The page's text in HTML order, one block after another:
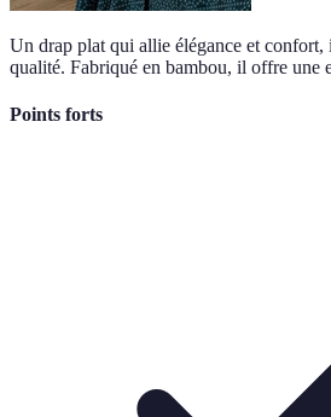
Un drap plat qui allie élégance et confort,
qualité. Fabriqué en bambou, il offre une
Points forts